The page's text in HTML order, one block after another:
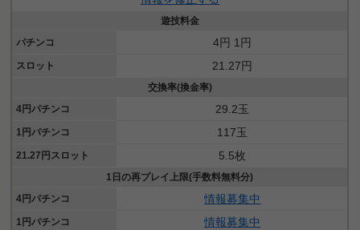
遊技料金
パチンコ
4円 1円
スロット 21.27円
交換率(換金率)
4円パチンコ
29.2玉
1円パチンコ 117玉
21.27円スロット 5.5枚
1日の再プレイ上限(手数料無料分)
4円パチンコ
情報募集中
1円パチンコ 情報募集中